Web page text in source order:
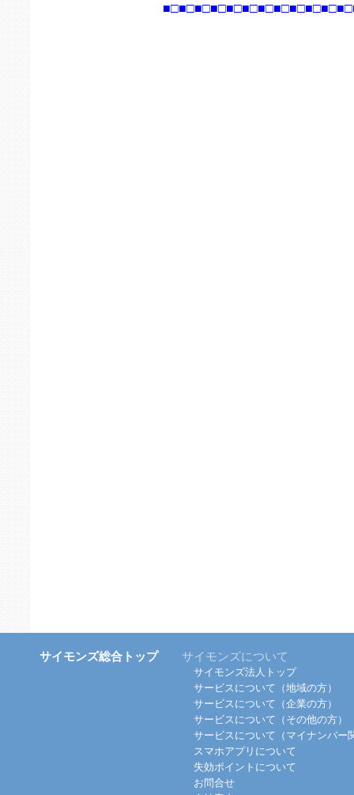
サイモンズ総合トップ サイモンズについて
サイモンズ法人トップ
サービスについて（地域の方）
サービスについて（企業の方）
サービスについて（その他の方）
サービスについて（マイナンバー
スマホアプリについて
失効ポイントについて
お問合せ